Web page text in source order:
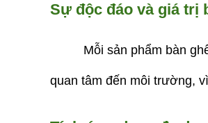
Sự độc đáo và giá trị
Mỗi sản phẩm bàn
quan tâm đến môi trường,